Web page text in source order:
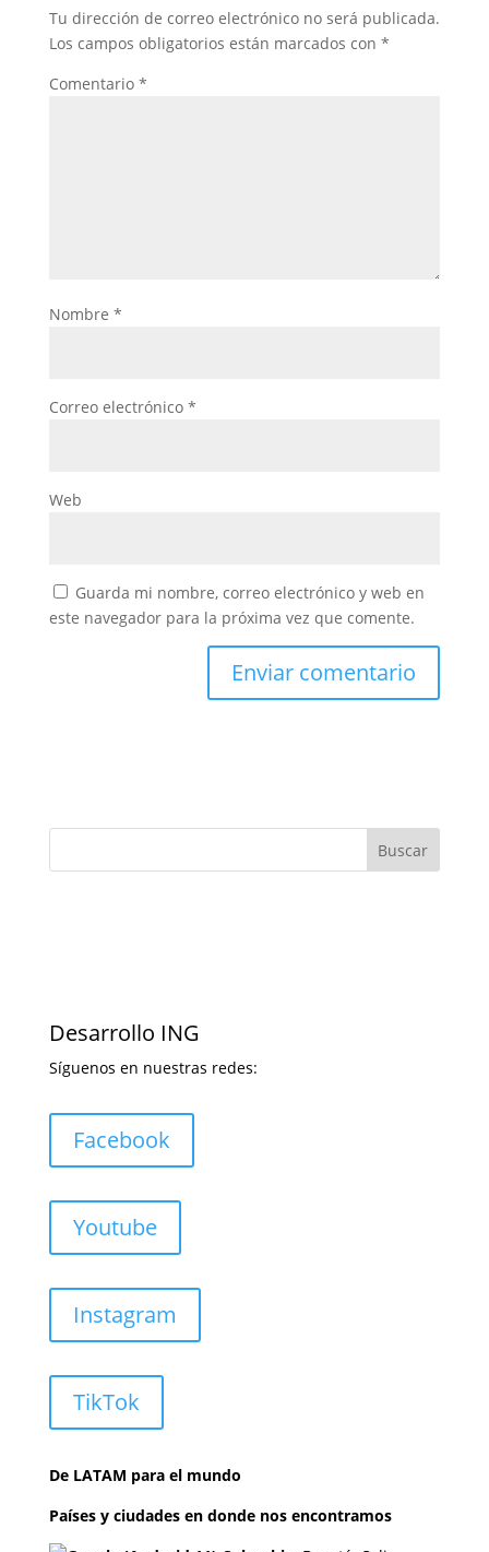
Tu dirección de correo electrónico no será publicada.
Los campos obligatorios están marcados con *
Comentario *
Nombre *
Correo electrónico *
Web
Guarda mi nombre, correo electrónico y web en
este navegador para la próxima vez que comente.
Desarrollo ING
Síguenos en nuestras redes:
Facebook
Youtube
Instagram
TikTok
De LATAM para el mundo
Países y ciudades en donde nos encontramos